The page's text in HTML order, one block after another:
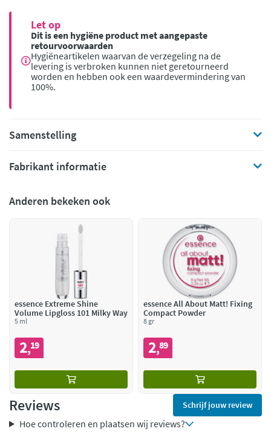
Let op
Dit is een hygiëne product met aangepaste
retourvoorwaarden
Hygiëneartikelen waarvan de verzegeling na de
levering is verbroken kunnen niet geretourneerd
worden en hebben ook een waardevermindering van
100%.
Samenstelling
Fabrikant informatie
Anderen bekeken ook
essence Extreme Shine
Volume Lipgloss 101 Milky Way
5 ml
2,19
essence All About Matt! Fixing
Compact Powder
8 gr
2,89
Reviews Schrijf jouw review
Hoe controleren en plaatsen wij reviews?